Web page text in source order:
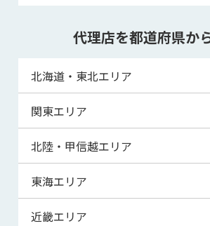
代理店を都道府県か
北海道・東北エリア
北海道
青森県
宮城県
関東エリア
東京都
神奈川県
埼玉県
北陸・甲信越エリア
新潟県
富山県
東海エリア
岐阜県
近畿エリア